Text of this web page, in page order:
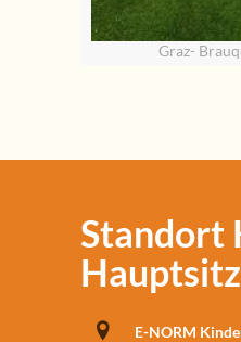
Graz-
Standort
Hauptsitz
E-NORM